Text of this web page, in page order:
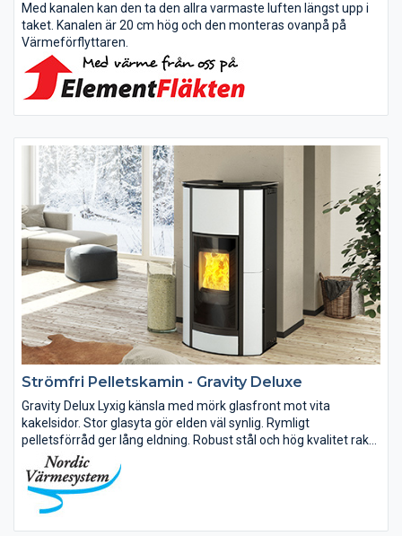
Med kanalen kan den ta den allra varmaste luften längst upp i
taket. Kanalen är 20 cm hög och den monteras ovanpå på
Värmeförflyttaren.
Strömfri Pelletskamin - Gravity Deluxe
Gravity Delux Lyxig känsla med mörk glasfront mot vita
kakelsidor. Stor glasyta gör elden väl synlig. Rymligt
pelletsförråd ger lång eldning. Robust stål och hög kvalitet rakt
igenom. Gravity finns i både grå och svart kulör. Sidor av stål
eller...